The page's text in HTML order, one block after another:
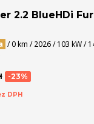
2.2 BlueHDi
/ 0 km / 2026 / 103 kW /
-23%
DPH